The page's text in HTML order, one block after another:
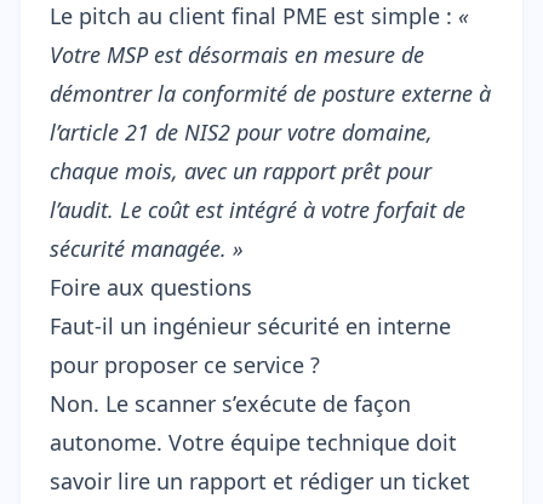
Le pitch au client final PME est simple : «
Votre MSP est désormais en mesure de
démontrer la conformité de posture externe à
l’article 21 de NIS2 pour votre domaine,
chaque mois, avec un rapport prêt pour
l’audit. Le coût est intégré à votre forfait de
sécurité managée. »
Foire aux questions
Faut-il un ingénieur sécurité en interne
pour proposer ce service ?
Non. Le scanner s’exécute de façon
autonome. Votre équipe technique doit
savoir lire un rapport et rédiger un ticket